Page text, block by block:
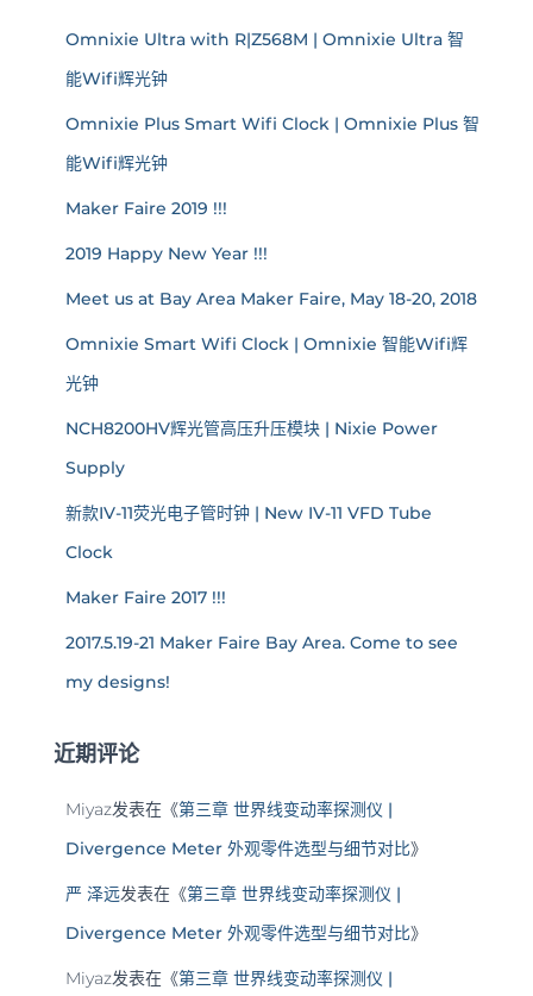
Omnixie Ultra with R|Z568M | Omnixie Ultra 智
能Wifi辉光钟
Omnixie Plus Smart Wifi Clock | Omnixie Plus 智
能Wifi辉光钟
Maker Faire 2019 !!!
2019 Happy New Year !!!
Meet us at Bay Area Maker Faire, May 18-20, 2018
Omnixie Smart Wifi Clock | Omnixie 智能Wifi辉
光钟
NCH8200HV辉光管高压升压模块 | Nixie Power
Supply
新款IV-11荧光电子管时钟 | New IV-11 VFD Tube
Clock
Maker Faire 2017 !!!
2017.5.19-21 Maker Faire Bay Area. Come to see
my designs!
近期评论
Miyaz发表在《第三章 世界线变动率探测仪 |
Divergence Meter 外观零件选型与细节对比》
严 泽远发表在《第三章 世界线变动率探测仪 |
Divergence Meter 外观零件选型与细节对比》
Miyaz发表在《第三章 世界线变动率探测仪 |